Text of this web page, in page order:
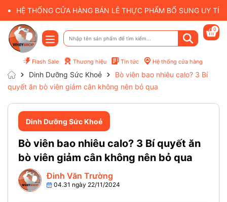
HỆ THỐNG CỬA HÀNG BÁN LẺ THỰC PHẨM BỔ SUNG UY
Flash Sale Thương hiệu Tin tức Hệ thống cửa hàng
0
Dinh Dưỡng Sức Khoẻ
Bò viên bao nhiêu calo? 3 Bí
quyết ăn bò viên giảm cân không nên bỏ qua
Dinh Dưỡng Sức Khoẻ
Bò viên bao nhiêu calo? 3 Bí quyết ăn
bò viên giảm cân không nên bỏ qua
Đinh Văn Trường
04.31 ngày 22/11/2024